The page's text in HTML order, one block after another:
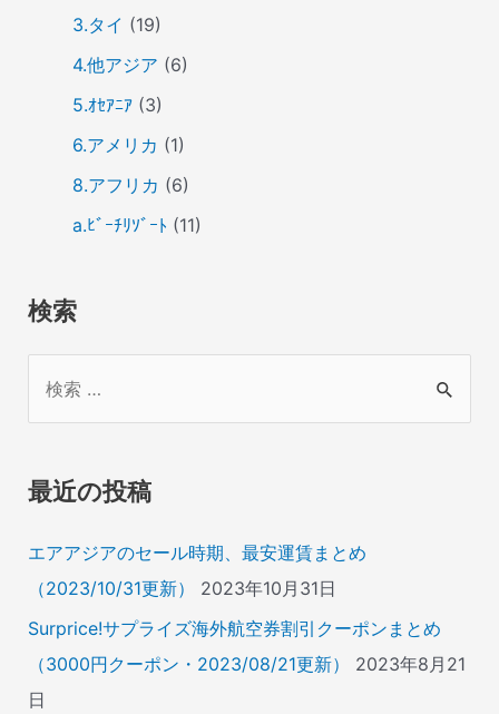
3.タイ (19)
4.他アジア (6)
5.ｵｾｱﾆｱ(3)
6.アメリカ (1)
8.アフリカ (6)
a.ﾋﾞｰﾁﾘｿﾞｰﾄ (11)
検索
象
最近の投稿
エアアジアのセール時期、最安運賃まとめ
（2023/10/31更新）
2023年10月31日
Surprice!サプライズ海外航空券割引クーポンまとめ
（3000円クーポン・2023/08/21更新）
2023年8月21
日